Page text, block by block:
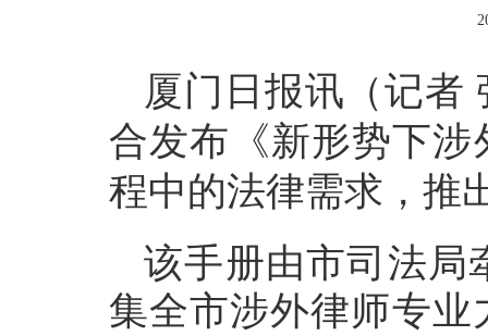
厦门日报讯（记者
合发布《新形势下涉
程中的法律需求，推
该手册由市司法局
集全市涉外律师专